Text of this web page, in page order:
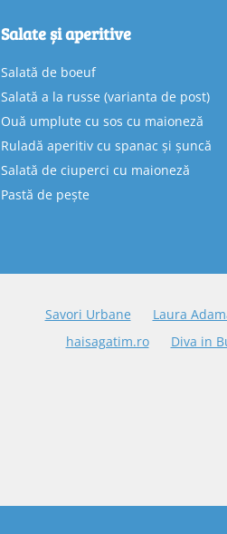
Salate și aperitive
Salată de boeuf
Salată a la russe (varianta de post)
Ouă umplute cu sos cu maioneză
Ruladă aperitiv cu spanac și șuncă
Salată de ciuperci cu maioneză
Pastă de pește
Savori Urbane Laura
haisagatim.ro
Diva in